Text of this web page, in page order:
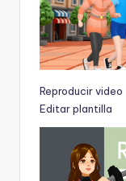
Reproducir video
Editar plantilla